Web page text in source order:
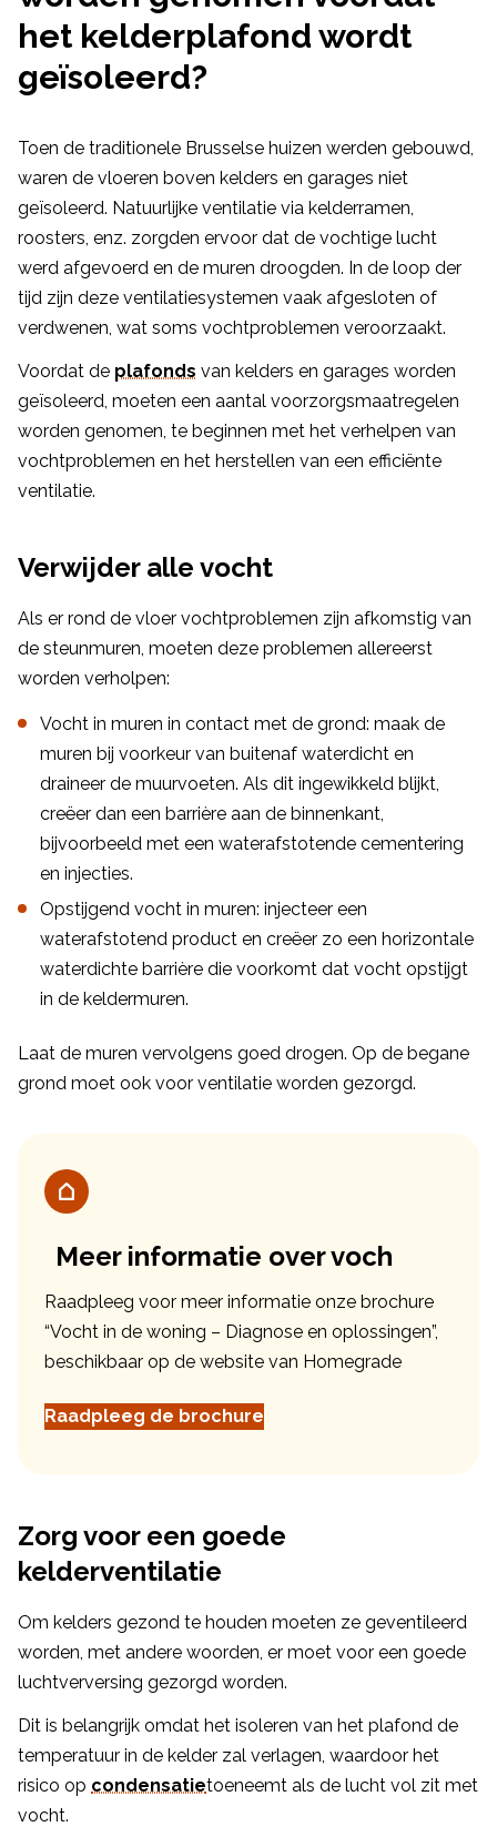
het kelderplafond wordt
geïsoleerd?
Toen de traditionele Brusselse huizen werden gebouwd,
waren de vloeren boven kelders en garages niet
geïsoleerd. Natuurlijke ventilatie via kelderramen,
roosters, enz. zorgden ervoor dat de vochtige lucht
werd afgevoerd en de muren droogden. In de loop der
tijd zijn deze ventilatiesystemen vaak afgesloten of
verdwenen, wat soms vochtproblemen veroorzaakt.
Voordat de plafonds van kelders en garages worden
geïsoleerd, moeten een aantal voorzorgsmaatregelen
worden genomen, te beginnen met het verhelpen van
vochtproblemen en het herstellen van een efficiënte
ventilatie.
Verwijder alle vocht
Als er rond de vloer vochtproblemen zijn afkomstig van
de steunmuren, moeten deze problemen allereerst
worden verholpen:
Vocht in muren in contact met de grond: maak de
muren bij voorkeur van buitenaf waterdicht en
draineer de muurvoeten. Als dit ingewikkeld blijkt,
creëer dan een barrière aan de binnenkant,
bijvoorbeeld met een waterafstotende cementering
en injecties.
Opstijgend vocht in muren: injecteer een
waterafstotend product en creëer zo een horizontale
waterdichte barrière die voorkomt dat vocht opstijgt
in de keldermuren.
Laat de muren vervolgens goed drogen. Op de begane
grond moet ook voor ventilatie worden gezorgd.
Meer informatie over voch
Raadpleeg voor meer informatie onze brochure
“Vocht in de woning – Diagnose en oplossingen”,
beschikbaar op de website van Homegrade
Raadpleeg de brochure
Zorg voor een goede
kelderventilatie
Om kelders gezond te houden moeten ze geventileerd
worden, met andere woorden, er moet voor een goede
luchtverversing gezorgd worden.
Dit is belangrijk omdat het isoleren van het plafond de
temperatuur in de kelder zal verlagen, waardoor het
risico op condensatietoeneemt als de lucht vol zit met
vocht.